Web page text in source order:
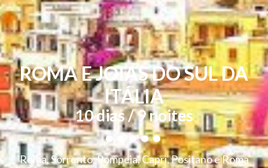
ROMA E JOIAS DO SUL DA
ITÁLIA
10 dias / 9 noites
.....
Roma, Sorrento, Pompeia, Capri, Positano e Roma